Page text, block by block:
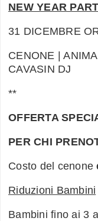
NEW YEAR
31 DICEMBRE
CENONE |
CAVASIN DJ
**
OFFERTA
PER CHI
Costo del cenone
Riduzioni Bambini
Bambini fino ai 3